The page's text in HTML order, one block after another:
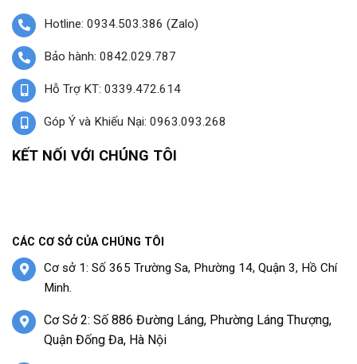
Hotline: 0934.503.386 (Zalo)
Bảo hành: 0842.029.787
Hỗ Trợ KT: 0339.472.614
Góp Ý và Khiếu Nại: 0963.093.268
KẾT NỐI VỚI CHÚNG TÔI
CÁC CƠ SỞ CỦA CHÚNG TÔI
Cơ sở 1: Số 365 Trường Sa, Phường 14, Quận 3, Hồ Chí
Minh.
Cơ Sở 2: Số 886 Đường Láng, Phường Láng Thượng,
Quận Đống Đa, Hà Nội